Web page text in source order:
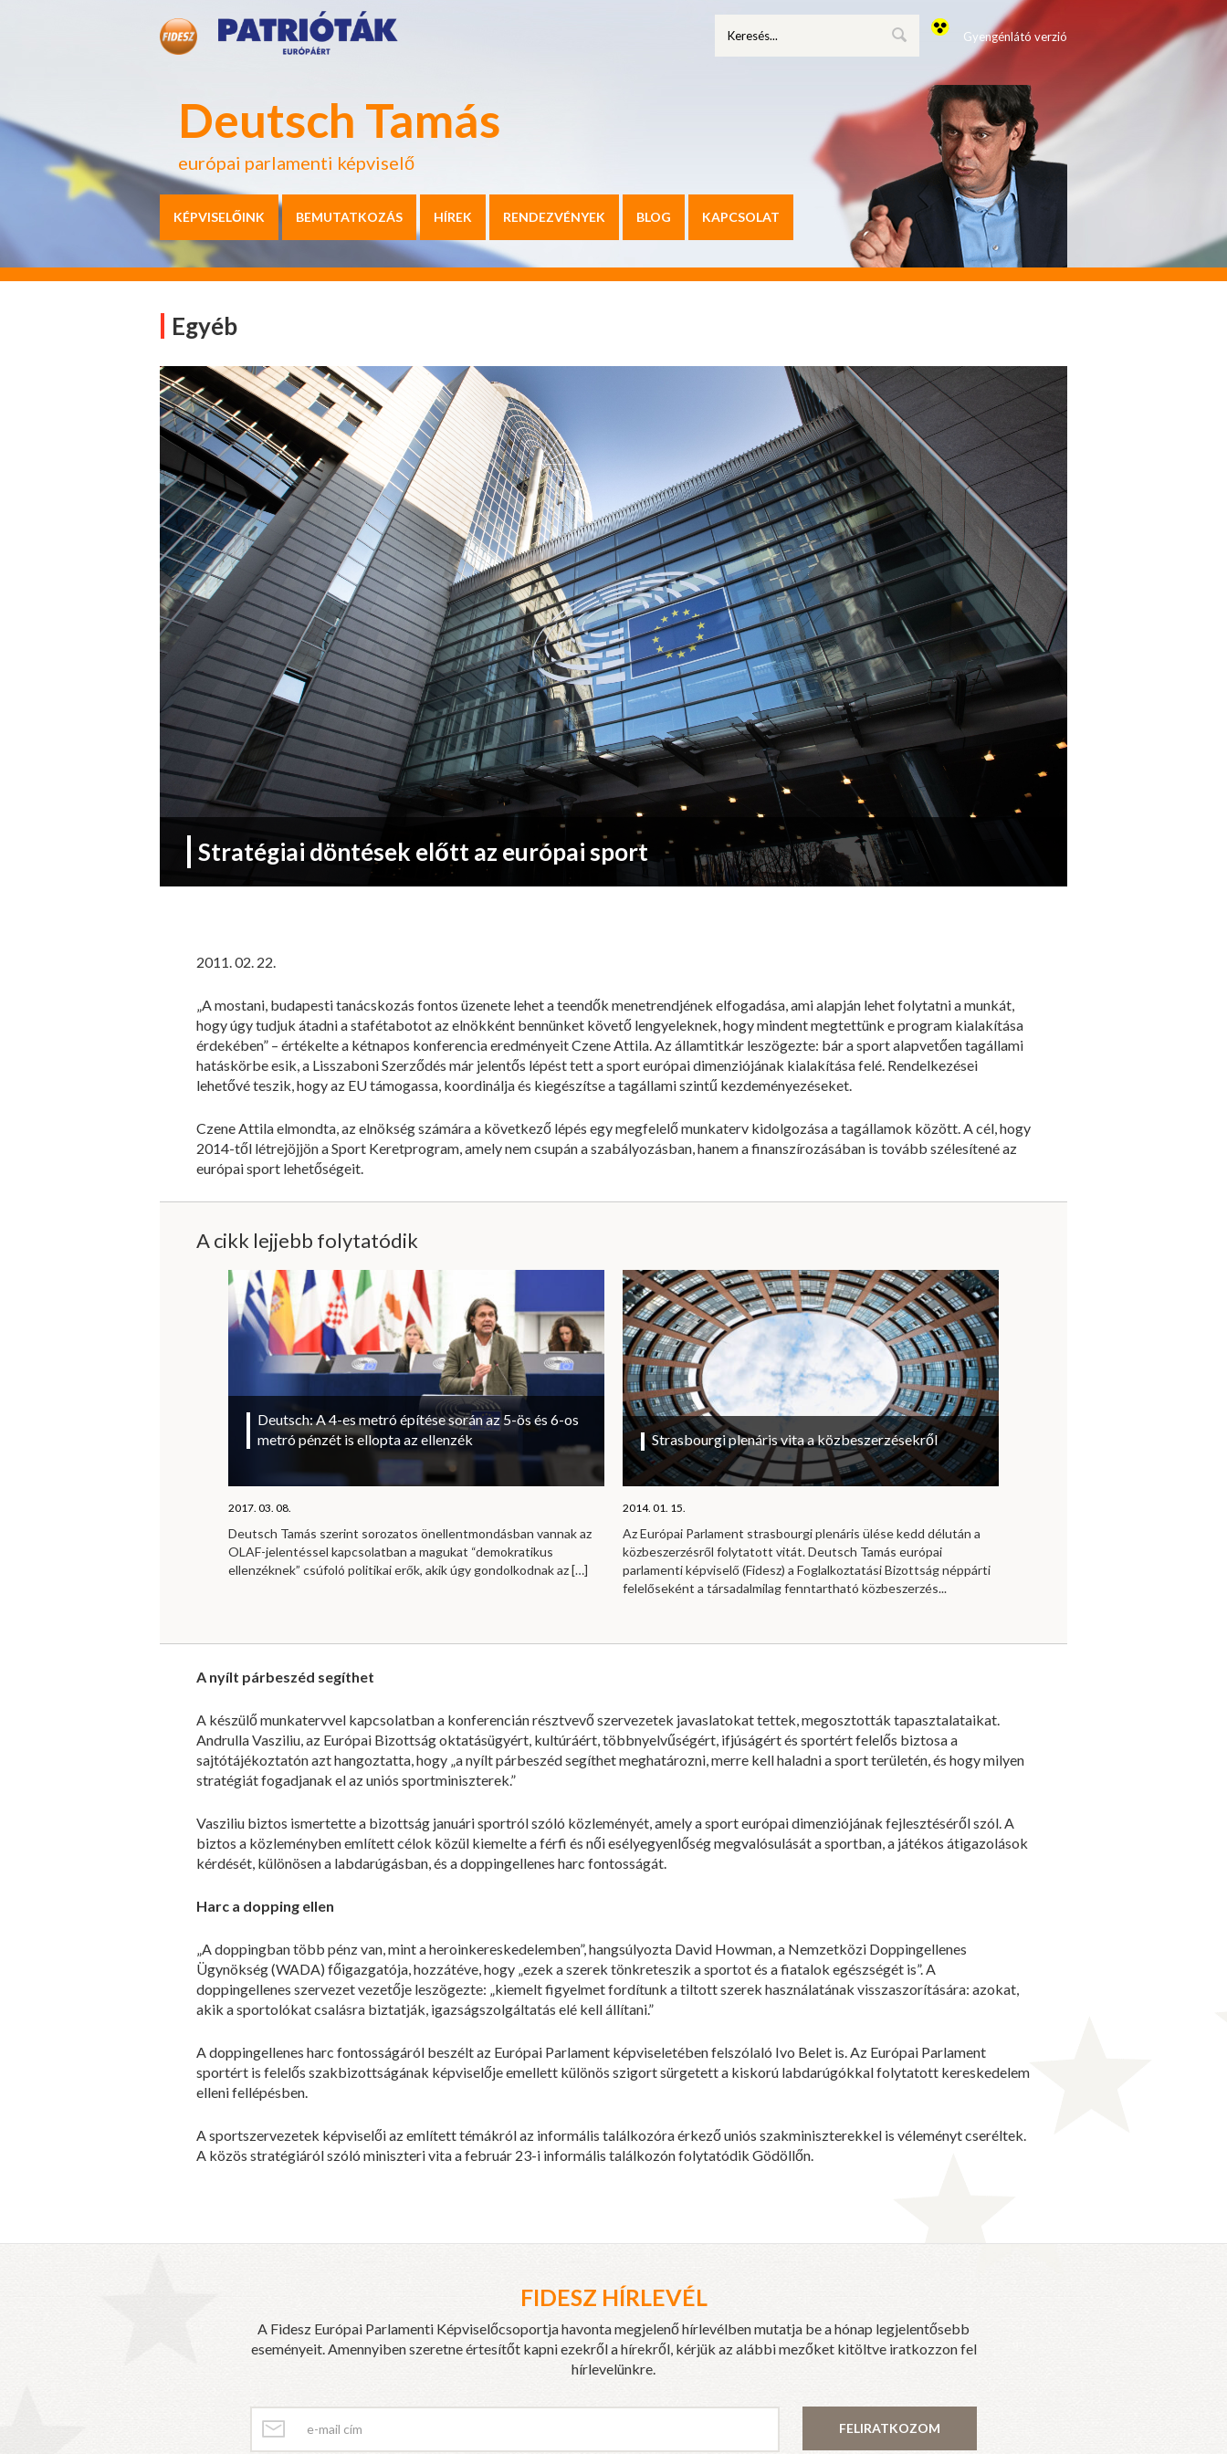
Deutsch Tamás
európai parlamenti képviselő
Gyengénlátó verzió
KÉPVISELŐINK BEMUTATKOZÁS HÍREK RENDEZVÉNYEK BLOG KAPCSOLAT
Egyéb
Stratégiai döntések előtt az európai sport
2011. 02. 22.
„A mostani, budapesti tanácskozás fontos üzenete lehet a teendők menetrendjének elfogadása, ami alapján lehet folytatni a munkát,
hogy úgy tudjuk átadni a stafétabotot az elnökként bennünket követő lengyeleknek, hogy mindent megtettünk e program kialakítása
érdekében” – értékelte a kétnapos konferencia eredményeit Czene Attila. Az államtitkár leszögezte: bár a sport alapvetően tagállami
hatáskörbe esik, a Lisszaboni Szerződés már jelentős lépést tett a sport európai dimenziójának kialakítása felé. Rendelkezései
lehetővé teszik, hogy az EU támogassa, koordinálja és kiegészítse a tagállami szintű kezdeményezéseket.
Czene Attila elmondta, az elnökség számára a következő lépés egy megfelelő munkaterv kidolgozása a tagállamok között. A cél, hogy
2014-től létrejöjjön a Sport Keretprogram, amely nem csupán a szabályozásban, hanem a finanszírozásában is tovább szélesítené az
európai sport lehetőségeit.
A cikk lejjebb folytatódik
Deutsch: A 4-es metró építése során az 5-ös és 6-os
metró pénzét is ellopta az ellenzék
2017. 03. 08.
Deutsch Tamás szerint sorozatos önellentmondásban vannak az
OLAF-jelentéssel kapcsolatban a magukat “demokratikus
ellenzéknek” csúfoló politikai erők, akik úgy gondolkodnak az[…]
Strasbourgi plenáris vita a közbeszerzésekről
2014. 01. 15.
Az Európai Parlament strasbourgi plenáris ülése kedd délután a
közbeszerzésről folytatott vitát. Deutsch Tamás európai
parlamenti képviselő (Fidesz) a Foglalkoztatási Bizottság néppárti
felelőseként a társadalmilag fenntartható közbeszerzés...
A nyílt párbeszéd segíthet
A készülő munkatervvel kapcsolatban a konferencián résztvevő szervezetek javaslatokat tettek, megosztották tapasztalataikat.
Andrulla Vasziliu, az Európai Bizottság oktatásügyért, kultúráért, többnyelvűségért, ifjúságért és sportért felelős biztosa a
sajtótájékoztatón azt hangoztatta, hogy „a nyílt párbeszéd segíthet meghatározni, merre kell haladni a sport területén, és hogy milyen
stratégiát fogadjanak el az uniós sportminiszterek.”
Vasziliu biztos ismertette a bizottság januári sportról szóló közleményét, amely a sport európai dimenziójának fejlesztéséről szól. A
biztos a közleményben említett célok közül kiemelte a férfi és női esélyegyenlőség megvalósulását a sportban, a játékos átigazolások
kérdését, különösen a labdarúgásban, és a doppingellenes harc fontosságát.
Harc a dopping ellen
„A doppingban több pénz van, mint a heroinkereskedelemben”, hangsúlyozta David Howman, a Nemzetközi Doppingellenes
Ügynökség (WADA) főigazgatója, hozzátéve, hogy „ezek a szerek tönkreteszik a sportot és a fiatalok egészségét is”. A
doppingellenes szervezet vezetője leszögezte: „kiemelt figyelmet fordítunk a tiltott szerek használatának visszaszorítására: azokat,
akik a sportolókat csalásra biztatják, igazságszolgáltatás elé kell állítani.”
A doppingellenes harc fontosságáról beszélt az Európai Parlament képviseletében felszólaló Ivo Belet is. Az Európai Parlament
sportért is felelős szakbizottságának képviselője emellett különös szigort sürgetett a kiskorú labdarúgókkal folytatott kereskedelem
elleni fellépésben.
A sportszervezetek képviselői az említett témákról az informális találkozóra érkező uniós szakminiszterekkel is véleményt cseréltek.
A közös stratégiáról szóló miniszteri vita a február 23-i informális találkozón folytatódik Gödöllőn.
FIDESZ HÍRLEVÉL
A Fidesz Európai Parlamenti Képviselőcsoportja havonta megjelenő hírlevélben mutatja be a hónap legjelentősebb
eseményeit. Amennyiben szeretne értesítőt kapni ezekről a hírekről, kérjük az alábbi mezőket kitöltve iratkozzon fel
hírlevelünkre.
FELIRATKOZOM